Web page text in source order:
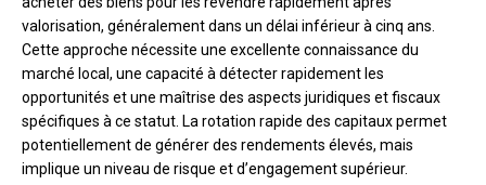
valorisation, généralement dans un délai inférieur à cinq ans.
Cette approche nécessite une excellente connaissance du
marché local, une capacité à détecter rapidement les
opportunités et une maîtrise des aspects juridiques et fiscaux
spécifiques à ce statut. La rotation rapide des capitaux permet
potentiellement de générer des rendements élevés, mais
implique un niveau de risque et d’engagement supérieur.